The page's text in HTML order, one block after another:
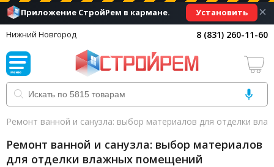
Приложение СтройРем в кармане. Установить ×
Нижний Новгород 8 (831) 260-11-60
Ремонт ванной и санузла: выбор материалов для отделки
Ремонт ванной и санузла: выбор материалов
для отделки влажных помещений